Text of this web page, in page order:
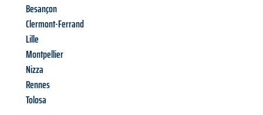
Besançon
Clermont-Ferrand
Lille
Montpellier
Nizza
Rennes
Tolosa